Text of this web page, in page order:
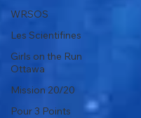
WRSOS
Les Scientifines
Girls on the Run
Ottawa
Mission 20/20
Pour 3 Points